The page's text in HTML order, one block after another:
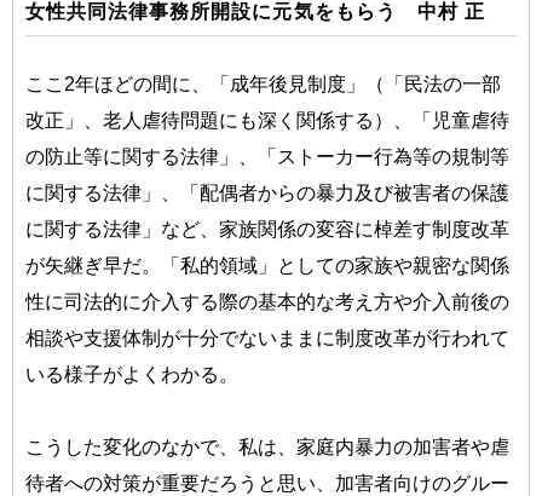
女性共同法律事務所開設に元気をもらう 中村 正
ここ2年ほどの間に、「成年後見制度」（「民法の一部
改正」、老人虐待問題にも深く関係する）、「児童虐待
の防止等に関する法律」、「ストーカー行為等の規制等
に関する法律」、「配偶者からの暴力及び被害者の保護
に関する法律」など、家族関係の変容に棹差す制度改革
が矢継ぎ早だ。「私的領域」としての家族や親密な関係
性に司法的に介入する際の基本的な考え方や介入前後の
相談や支援体制が十分でないままに制度改革が行われて
いる様子がよくわかる。
こうした変化のなかで、私は、家庭内暴力の加害者や虐
待者への対策が重要だろうと思い、加害者向けのグルー